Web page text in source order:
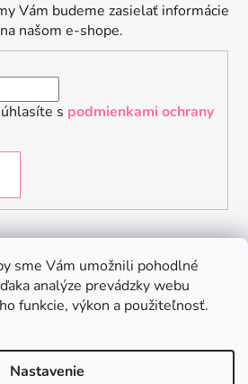
sme Vám umožnili pohodlné
analýze prevádzky webu
funkcie, výkon a použiteľnosť.
Nastavenie
Vám budeme zasielať informácie
našom e-shope.
s podmienkami ochrany